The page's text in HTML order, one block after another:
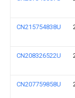
CN215754838U
CN208326522U
CN207759858U